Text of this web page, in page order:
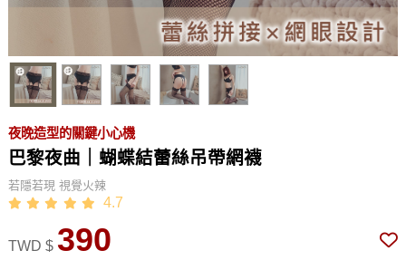
夜晚造型的關鍵小心機
巴黎夜曲｜蝴蝶結蕾絲吊帶網襪
若隱若現 視覺火辣
4.7
TWD $ 390